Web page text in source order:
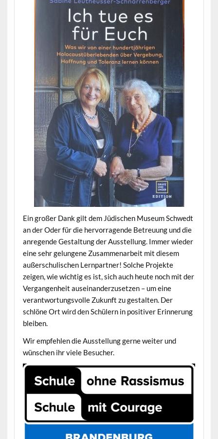
Ein großer Dank gilt dem Jüdischen Museum Schwedt
an der Oder für die hervorragende Betreuung und die
anregende Gestaltung der Ausstellung. Immer wieder
eine sehr gelungene Zusammenarbeit mit diesem
außerschulischen Lernpartner! Solche Projekte
zeigen, wie wichtig es ist, sich auch heute noch mit der
Vergangenheit auseinanderzusetzen – um eine
verantwortungsvolle Zukunft zu gestalten. Der
schlöne Ort wird den Schülern in positiver Erinnerung
bleiben.
Wir empfehlen die Ausstellung gerne weiter und
wünschen ihr viele Besucher.